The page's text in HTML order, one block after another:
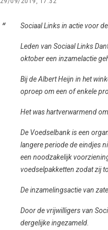
Sociaal Links in actie voor
Leden van Sociaal Links
oktober een inzamelactie
Bij de Albert Heijn in het
oproep om een of enkele
Het was hartverwarmend
De Voedselbank is een
langere periode de eindjes
een noodzakelijk
voedselpakketten zodat zij
De inzamelingsactie van
Door de vrijwilligers van
dergelijke ingezameld.